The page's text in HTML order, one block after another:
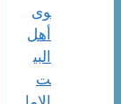
وی
أهل
البي
ت